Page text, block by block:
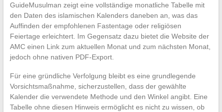
GuideMusulman zeigt eine vollständige monatliche Tabelle mit
den Daten des islamischen Kalenders daneben an, was das
Auffinden der empfohlenen Fastentage oder religiösen
Feiertage erleichtert. Im Gegensatz dazu bietet die Website der
AMC einen Link zum aktuellen Monat und zum nächsten Monat,
jedoch ohne nativen PDF-Export.
Für eine gründliche Verfolgung bleibt es eine grundlegende
Vorsichtsmaßnahme, sicherzustellen, dass der gewählte
Kalender die verwendete Methode und den Winkel angibt. Eine
Tabelle ohne diesen Hinweis ermöglicht es nicht zu wissen, ob